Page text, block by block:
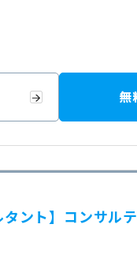
無
ント】コンサル